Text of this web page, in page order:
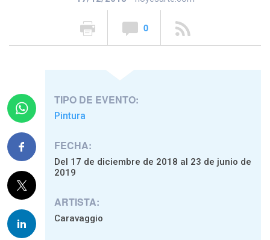
0
TIPO DE EVENTO:
Pintura
FECHA:
Del 17 de diciembre de 2018 al 23 de junio de
2019
ARTISTA:
Caravaggio